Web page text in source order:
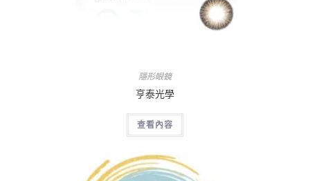
隱形眼鏡
亨泰光學
查看內容